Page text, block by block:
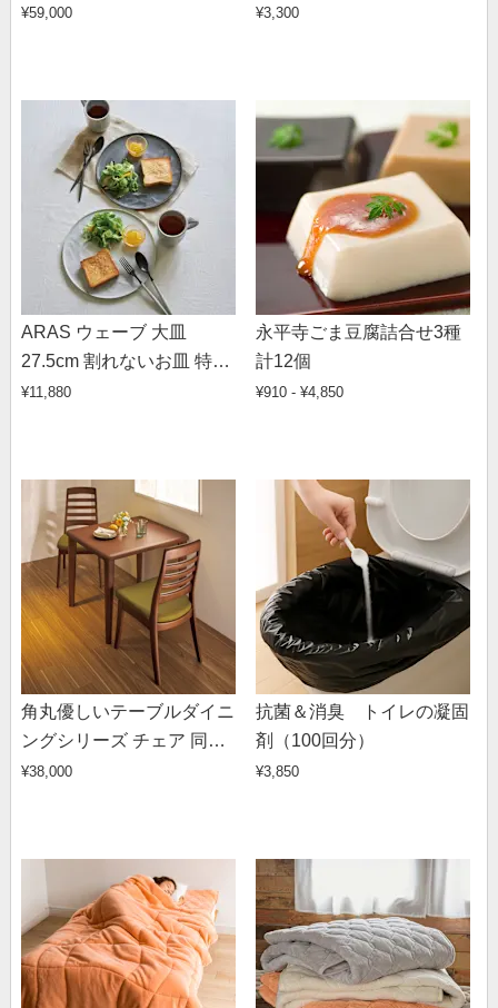
¥59,000
（ギフト箱なし）
¥3,300
ARAS ウェーブ 大皿
27.5cm 割れないお皿 特典
付きの同色ペアセット（同
の特典付き）
¥11,880
永平寺ごま豆腐詰合せ3種
計12個
¥910 - ¥4,850
角丸優しいテーブルダイニ
ングシリーズ チェア 同色2
脚組
¥38,000
抗菌＆消臭 トイレの凝固
剤（100回分）
¥3,850